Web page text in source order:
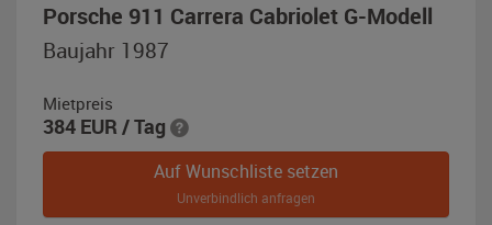
Porsche 911 Carrera Cabriolet G-Modell
Baujahr 1987
Mietpreis
384 EUR / Tag
Auf Wunschliste setzen
Unverbindlich anfragen